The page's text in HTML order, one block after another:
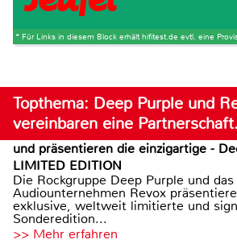
* Für Links in diesem Block erhält hifitest.de evtl. eine
Topthema: Deep Purple und
vereinbaren eine
und präsentieren die einzigartige -
LIMITED EDITION
Die Rockgruppe Deep Purple und das
Audiounternehmen Revox
exklusive, weltweit limitierte und
Sonderedition...
>> Mehr erfahren